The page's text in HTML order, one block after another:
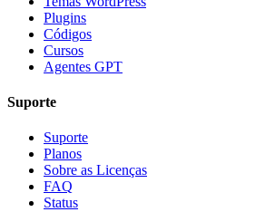
Plugins
Códigos
Cursos
Agentes GPT
Suporte
Suporte
Planos
Sobre as Licenças
FAQ
Status